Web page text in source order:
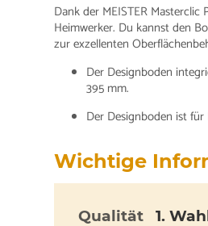
Dank der MEISTER
Heimwerker. Du kannst den
zur exzellenten
Der Designboden
395 mm.
Der Designboden ist
Wichtige
Qualität 1.